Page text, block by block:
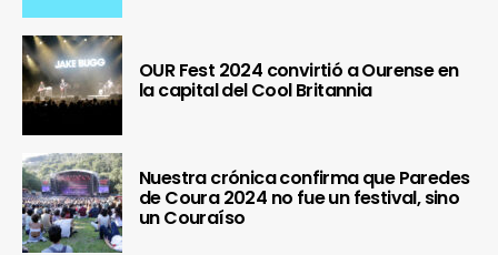
OUR Fest 2024 convirtió a Ourense en
la capital del Cool Britannia
Nuestra crónica confirma que Paredes
de Coura 2024 no fue un festival, sino
un Couraíso